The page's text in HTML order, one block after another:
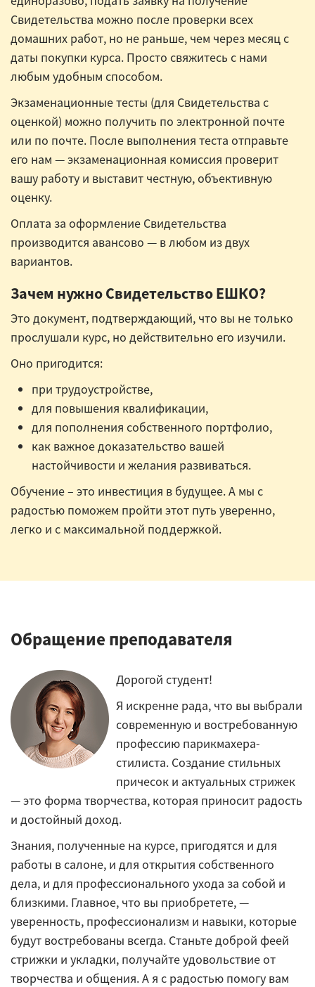
Свидетельства можно после проверки всех
домашних работ, но не раньше, чем через месяц с
даты покупки курса. Просто свяжитесь с нами
любым удобным способом.
Экзаменационные тесты (для Свидетельства с
оценкой) можно получить по электронной почте
или по почте. После выполнения теста отправьте
его нам — экзаменационная комиссия проверит
вашу работу и выставит честную, объективную
оценку.
Оплата за оформление Свидетельства
производится авансово — в любом из двух
вариантов.
Зачем нужно Свидетельство ЕШКО?
Это документ, подтверждающий, что вы не только
прослушали курс, но действительно его изучили.
Оно пригодится:
при трудоустройстве,
для повышения квалификации,
для пополнения собственного портфолио,
как важное доказательство вашей
настойчивости и желания развиваться.
Обучение – это инвестиция в будущее. А мы с
радостью поможем пройти этот путь уверенно,
легко и с максимальной поддержкой.
Обращение преподавателя
Дорогой студент!
Я искренне рада, что вы выбрали
современную и востребованную
профессию парикмахера-
стилиста. Создание стильных
причесок и актуальных стрижек
— это форма творчества, которая приносит радость
и достойный доход.
Знания, полученные на курсе, пригодятся и для
работы в салоне, и для открытия собственного
дела, и для профессионального ухода за собой и
близкими. Главное, что вы приобретете, —
уверенность, профессионализм и навыки, которые
будут востребованы всегда. Станьте доброй феей
стрижки и укладки, получайте удовольствие от
творчества и общения. А я с радостью помогу вам